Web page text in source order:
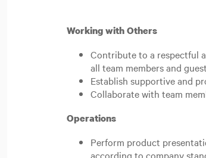
Working with Others
Contribute to a respectful
all team members and
Establish supportive and
Collaborate with team
Operations
Perform product
according to company